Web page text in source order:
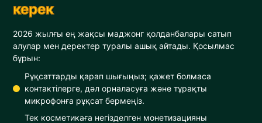
керек
2026 жылғы ең жақсы маджонг қолданбалары сатып
алулар мен деректер туралы ашық айтады. Қосылмас
бұрын:
Рұқсаттарды қарап шығыңыз; қажет болмаса
контактілерге, дәл орналасуға және тұрақты
микрофонға рұқсат бермеңіз.
Тек косметикаға негізделген монетизацияны